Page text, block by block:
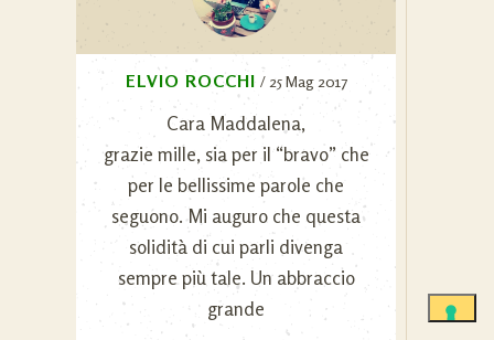
ELVIO ROCCHI / 25 Mag 2017
Cara Maddalena,
grazie mille, sia per il “bravo” che
per le bellissime parole che
seguono. Mi auguro che questa
solidità di cui parli divenga
sempre più tale. Un abbraccio
grande